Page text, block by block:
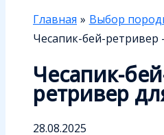
Главная
Выбор
Чесапик-бей-
Чесапик-
ретривер
28.08.2025